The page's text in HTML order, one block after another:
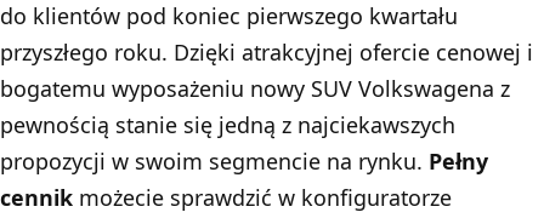
do klientów pod koniec pierwszego kwartału
przyszłego roku. Dzięki atrakcyjnej ofercie cenowej i
bogatemu wyposażeniu nowy SUV Volkswagena z
pewnością stanie się jedną z najciekawszych
propozycji w swoim segmencie na rynku. Pełny
cennik możecie sprawdzić w konfiguratorze